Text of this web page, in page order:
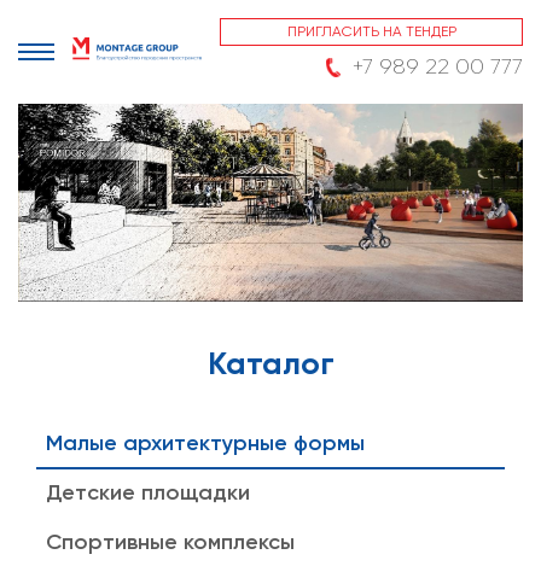
ПРИГЛАСИТЬ НА ТЕНДЕР
+7 989 22 00 777
Каталог
Малые архитектурные формы
Детские площадки
Спортивные комплексы